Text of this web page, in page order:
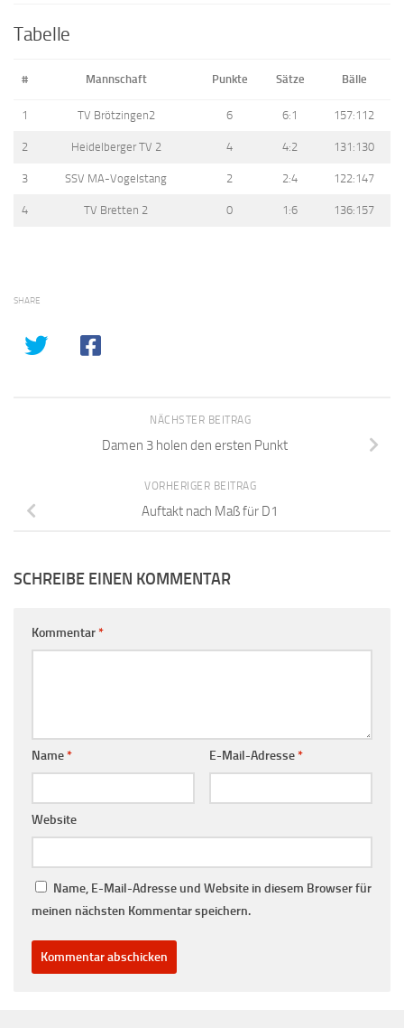
Tabelle
# Mannschaft Punkte Sätze Bälle
1 TV Brötzingen2 6 6:1 157:112
2 Heidelberger TV 2 4 4:2 131:130
3 SSV MA-Vogelstang 2 2:4 122:147
4 TV Bretten 2 0 1:6 136:157
SHARE
NÄCHSTER BEITRAG
Damen 3 holen den ersten Punkt
VORHERIGER BEITRAG
Auftakt nach Maß für D1
SCHREIBE EINEN KOMMENTAR
Kommentar*
Name* E-Mail-Adresse*
Website
Name, E-Mail-Adresse und Website in diesem Browser für
meinen nächsten Kommentar speichern.